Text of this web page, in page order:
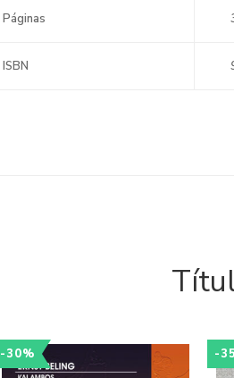
Páginas
ISBN
-30% -